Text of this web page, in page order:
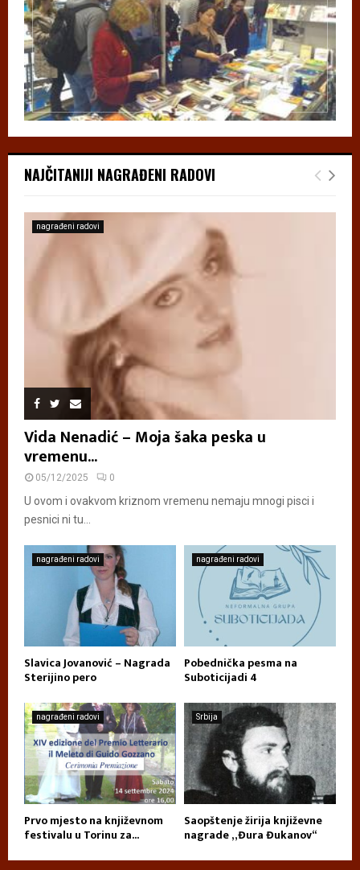
NAJČITANIJI NAGRAĐENI RADOVI
nagrađeni radovi
Vida Nenadić – Moja šaka peska u
vremenu...
05/12/2025 0
U ovom i ovakvom kriznom vremenu nemaju mnogi pisci i
pesnici ni tu...
nagrađeni radovi
Slavica Jovanović – Nagrada
Sterijino pero
nagrađeni radovi
Pobednička pesma na
Suboticijadi 4
nagrađeni radovi
Prvo mjesto na književnom
festivalu u Torinu za...
Srbija
Saopštenje žirija književne
nagrade „Đura Đukanov“